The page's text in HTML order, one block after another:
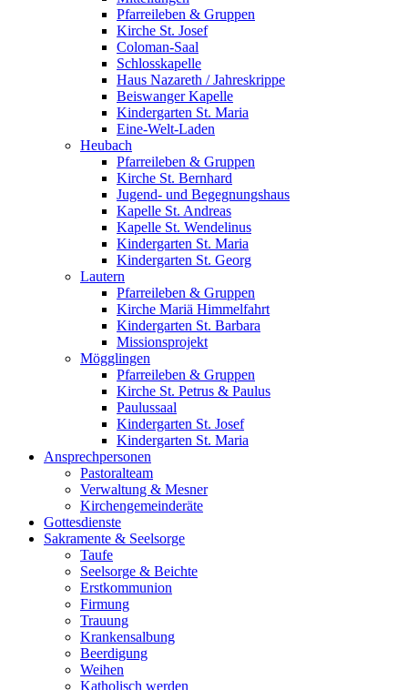
Pfarreileben & Gruppen
Kirche St. Josef
Coloman-Saal
Schlosskapelle
Haus Nazareth / Jahreskrippe
Beiswanger Kapelle
Kindergarten St. Maria
Eine-Welt-Laden
Heubach
Pfarreileben & Gruppen
Kirche St. Bernhard
Jugend- und Begegnungshaus
Kapelle St. Andreas
Kapelle St. Wendelinus
Kindergarten St. Maria
Kindergarten St. Georg
Lautern
Pfarreileben & Gruppen
Kirche Mariä Himmelfahrt
Kindergarten St. Barbara
Missionsprojekt
Mögglingen
Pfarreileben & Gruppen
Kirche St. Petrus & Paulus
Paulussaal
Kindergarten St. Josef
Kindergarten St. Maria
Ansprechpersonen
Pastoralteam
Verwaltung & Mesner
Kirchengemeinderäte
Gottesdienste
Sakramente & Seelsorge
Taufe
Seelsorge & Beichte
Erstkommunion
Firmung
Trauung
Krankensalbung
Beerdigung
Weihen
Katholisch werden